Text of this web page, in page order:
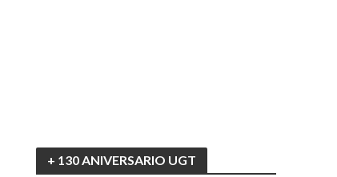
+ 130 ANIVERSARIO UGT